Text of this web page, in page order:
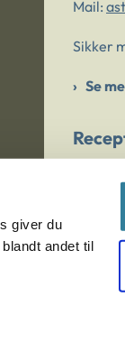
giver du
andet til
Mail:
Sikker
Se
Er